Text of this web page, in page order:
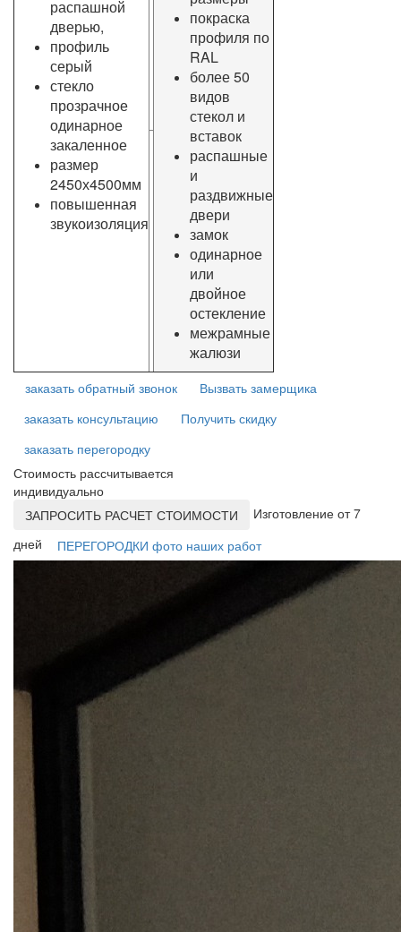
распашной
дверью,
профиль
серый
стекло
прозрачное
одинарное
закаленное
размер
2450х4500мм
повышенная
звукоизоляция
покраска
профиля по
RAL
более 50
видов
стекол и
вставок
распашные
и
раздвижные
двери
замок
одинарное
или
двойное
остекление
межрамные
жалюзи
заказать обратный звонок
Вызвать замерщика
заказать консультацию
Получить скидку
заказать перегородку
Стоимость рассчитывается
индивидуально
ЗАПРОСИТЬ РАСЧЕТ СТОИМОСТИ
Изготовление от 7
дней
ПЕРЕГОРОДКИ фото наших работ